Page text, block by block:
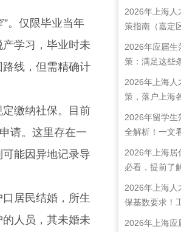
。仅限毕业当年
学习，毕业时未
线，但需精确计
缴纳社保。目前
请。这里存在一
能因异地记录导
居民结婚，所生
人员，其未婚未
略来啦！
2026年上海人
策指南（嘉定
2026年应届生
策：满足这些
就能落户上海
2026年上海人
策，落户上海
2026年留学生
全解析！一文
2026年上海居
必看，提前了
2026年上海人
保基数要求！
22792元！
2026年上海应